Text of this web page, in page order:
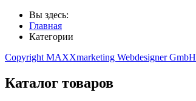
Вы здесь:
Главная
Категории
Copyright MAXXmarketing Webdesigner GmbH
Каталог товаров